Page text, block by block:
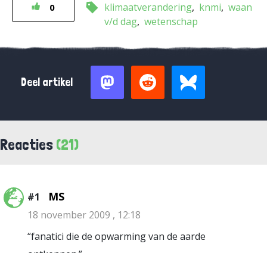
0
klimaatverandering knmi waan
v/d dag wetenschap
Deel artikel
Reacties (21)
#1 MS
18 november 2009 , 12:18
“fanatici die de opwarming van de aarde